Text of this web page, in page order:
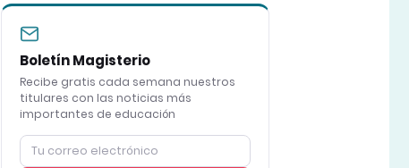
Boletín Magisterio
Recibe gratis cada semana nuestros
titulares con las noticias más
importantes de educación